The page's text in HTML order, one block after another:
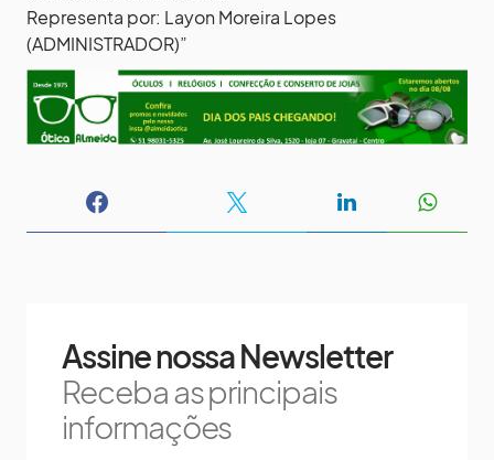
Representa por: Layon Moreira Lopes
(ADMINISTRADOR)”
Assine nossa Newsletter
Receba as principais
informações